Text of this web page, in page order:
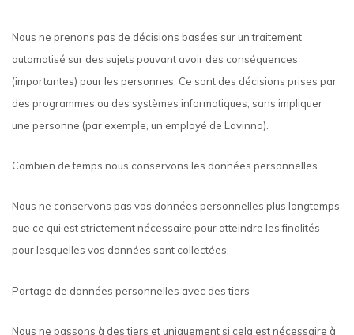
Nous ne prenons pas de décisions basées sur un traitement
automatisé sur des sujets pouvant avoir des conséquences
(importantes) pour les personnes. Ce sont des décisions prises par
des programmes ou des systèmes informatiques, sans impliquer
une personne (par exemple, un employé de Lavinno).
Combien de temps nous conservons les données personnelles
Nous ne conservons pas vos données personnelles plus longtemps
que ce qui est strictement nécessaire pour atteindre les finalités
pour lesquelles vos données sont collectées.
Partage de données personnelles avec des tiers
Nous ne passons à des tiers et uniquement si cela est nécessaire à